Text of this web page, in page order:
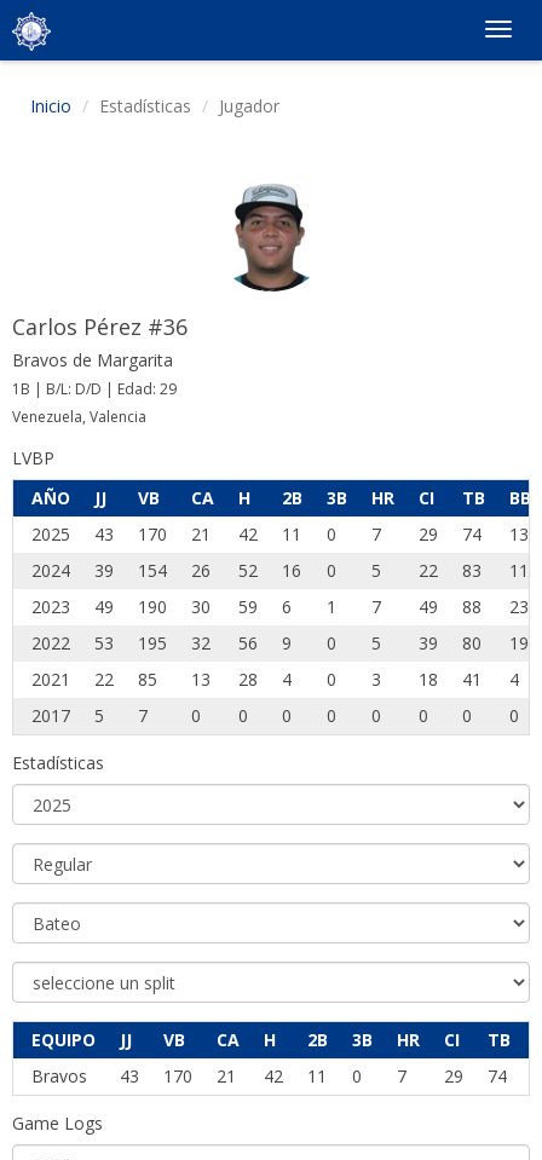
Inicio Estadísticas Jugador
Carlos Pérez #36
Bravos de Margarita
1B | B/L: D/D | Edad: 29
Venezuela, Valencia
LVBP
AÑO
JJ VB CA H 2B 3B HR CI TB
BB
2025
43 170 21 42 11 0 7 29 74
13
2024
39 154 26 52 16 0 5 22 83
11
2023
49 190 30 59 6 1 7 49 88
23
2022
53 195 32 56 9 0 5 39 80
19
2021
22 85 13 28 4 0 3 18 41
4
2017
5 7 0 0 0 0 0 0 0 0
Estadísticas
EQUIPO JJ VB CA H 2B 3B HR CI TB
Bravos
43 170 21 42 11 0 7 29 74
Game Logs